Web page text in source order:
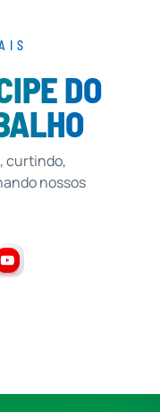
DO
curtindo,
nossos